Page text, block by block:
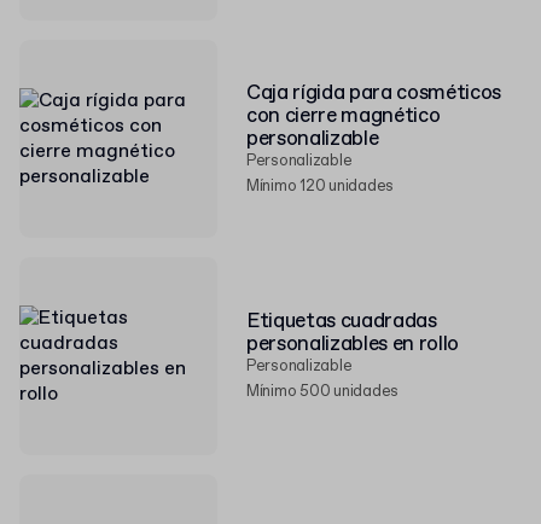
Caja rígida para cosméticos
con cierre magnético
personalizable
Personalizable
Mínimo 120 unidades
Etiquetas cuadradas
personalizables en rollo
Personalizable
Mínimo 500 unidades